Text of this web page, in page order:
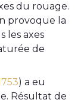
du rouage.
provoque la
les axes
de
) a eu
Résultat de